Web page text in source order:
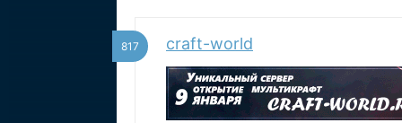
817 craft-world